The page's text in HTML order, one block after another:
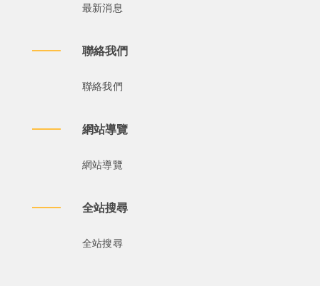
最新消息
聯絡我們
聯絡我們
網站導覽
網站導覽
全站搜尋
全站搜尋